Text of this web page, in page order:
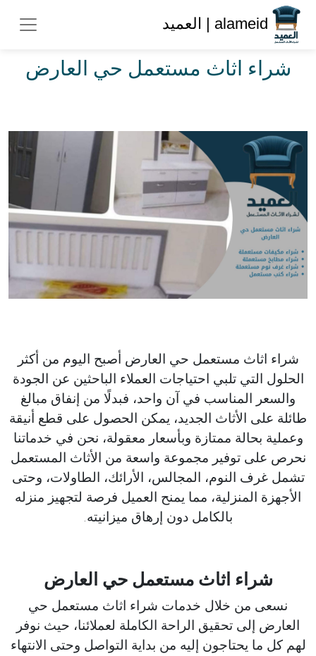
شراء اثاث مستعمل حي العارض
شراء اثاث مستعمل حي العارض أصبح اليوم من أكثر
الحلول التي تلبي احتياجات العملاء الباحثين عن الجودة
والسعر المناسب في آن واحد، فبدلًا من إنفاق مبالغ
طائلة على الأثاث الجديد، يمكن الحصول على قطع أنيقة
وعملية بحالة ممتازة وبأسعار معقولة، نحن في خدماتنا
نحرص على توفير مجموعة واسعة من الأثاث المستعمل
تشمل غرف النوم، المجالس، الأرائك، الطاولات، وحتى
الأجهزة المنزلية، مما يمنح العميل فرصة لتجهيز منزله
بالكامل دون إرهاق ميزانيته.
شراء اثاث مستعمل حي العارض
نسعى من خلال خدمات شراء اثاث مستعمل حي
العارض إلى تحقيق الراحة الكاملة لعملائنا، حيث نوفر
لهم كل ما يحتاجون إليه من بداية التواصل وحتى الانتهاء